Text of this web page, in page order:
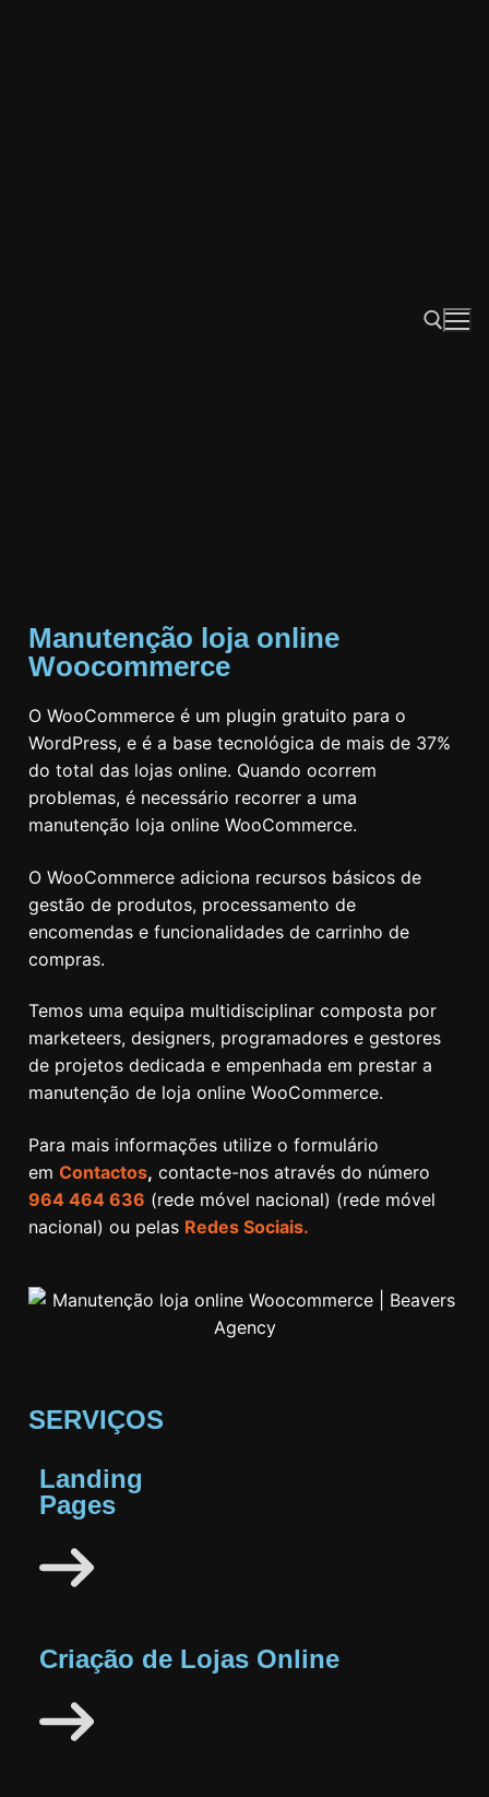
Manutenção loja online
Woocommerce
O WooCommerce é um plugin gratuito para o
WordPress, e é a base tecnológica de mais de 37%
do total das lojas online. Quando ocorrem
problemas, é necessário recorrer a uma
manutenção loja online WooCommerce.
O WooCommerce adiciona recursos básicos de
gestão de produtos, processamento de
encomendas e funcionalidades de carrinho de
compras.
Temos uma equipa multidisciplinar composta por
marketeers, designers, programadores e gestores
de projetos dedicada e empenhada em prestar a
manutenção de loja online WooCommerce.
Para mais informações utilize o formulário
em Contactos, contacte-nos através do número
964 464 636 (rede móvel nacional) (rede móvel
nacional) ou pelas Redes Sociais.
SERVIÇOS
Landing
Pages
Criação de Lojas Online